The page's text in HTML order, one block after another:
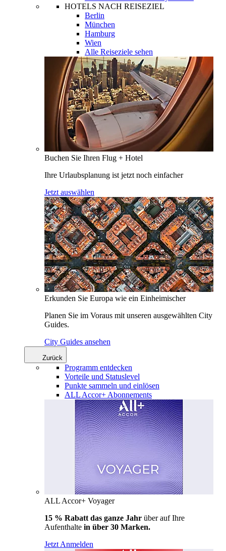
HOTELS NACH REISEZIEL
Berlin
München
Hamburg
Wien
Alle Reiseziele sehen
Buchen Sie Ihren Flug + Hotel
Ihre Urlaubsplanung ist jetzt noch einfacher
Jetzt auswählen
Erkunden Sie Europa wie ein Einheimischer
Planen Sie im Voraus mit unseren ausgewählten City
Guides.
City Guides ansehen
Zurück
Programm entdecken
Vorteile und Statuslevel
Punkte sammeln und einlösen
ALL Accor+ Abonnements
ALL Accor+ Voyager
15 % Rabatt das ganze Jahr über auf Ihre
Aufenthalte in über 30 Marken.
Jetzt Anmelden